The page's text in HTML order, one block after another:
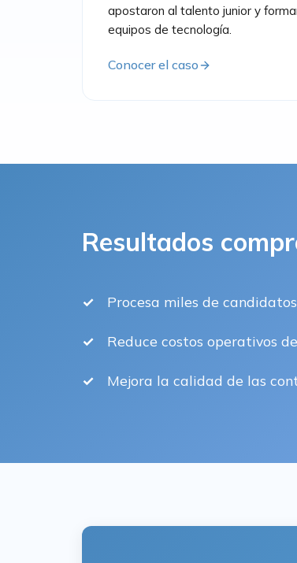
apostaron al talento junior y
equipos de tecnología.
Conocer el caso
Resultados
Procesa miles de
Reduce costos operativos
Mejora la calidad de las